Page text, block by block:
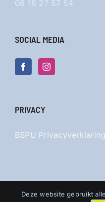
06 16 27 57 54
SOCIAL MEDIA
PRIVACY
BSPU Privacyverklaring
Deze website gebruikt